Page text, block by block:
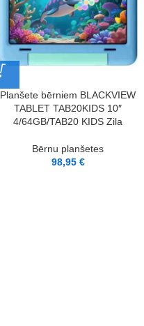
Planšete bērniem BLACKVIEW
TABLET TAB20KIDS 10″
4/64GB/TAB20 KIDS Zila
Bērnu planšetes
98,95 €